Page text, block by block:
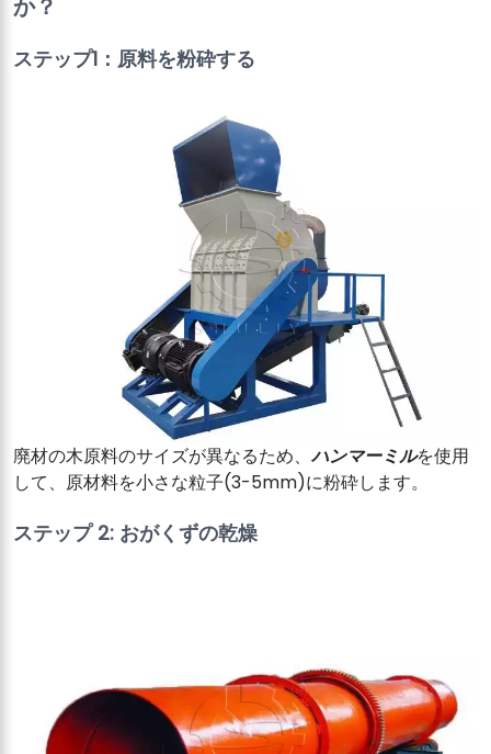
か？
ステップ1：原料を粉砕する
廃材の木原料のサイズが異なるため、 ハンマーミルを使用
して、原材料を小さな粒子(3-5mm)に粉砕します。
ステップ 2: おがくずの乾燥